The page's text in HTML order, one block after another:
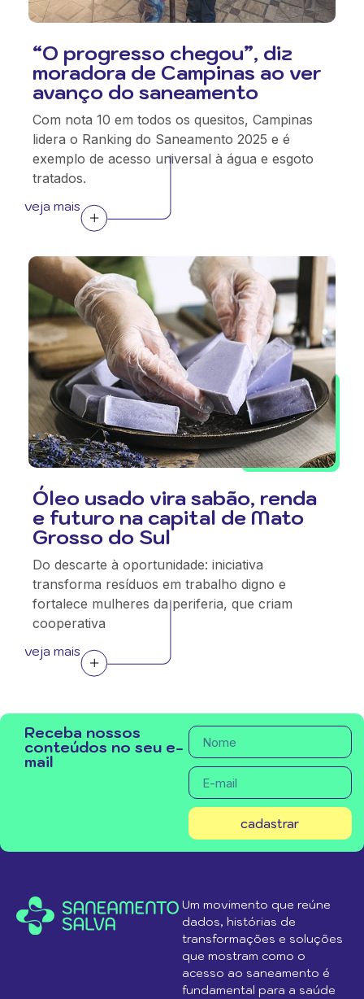
“O progresso chegou”, diz
moradora de Campinas ao ver
avanço do saneamento
Com nota 10 em todos os quesitos, Campinas
lidera o Ranking do Saneamento 2025 e é
exemplo de acesso universal à água e esgoto
tratados.
veja mais
Óleo usado vira sabão, renda
e futuro na capital de Mato
Grosso do Sul
Do descarte à oportunidade: iniciativa
transforma resíduos em trabalho digno e
fortalece mulheres da periferia, que criam
cooperativa
veja mais
Receba nossos
conteúdos no seu e-
mail
cadastrar
Um movimento que reúne
dados, histórias de
transformações e soluções
que mostram como o
acesso ao saneamento é
fundamental para a saúde